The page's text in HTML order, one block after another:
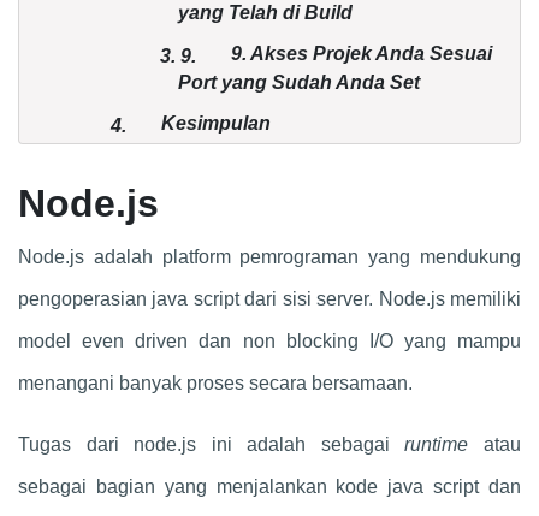
yang Telah di Build
3. 9.
9. Akses Projek Anda Sesuai
Port yang Sudah Anda Set
4. Kesimpulan
Node.js
Node.js adalah platform pemrograman yang mendukung
pengoperasian java script dari sisi server. Node.js memiliki
model even driven dan non blocking I/O yang mampu
menangani banyak proses secara bersamaan.
Tugas dari node.js ini adalah sebagairuntime atau
sebagai bagian yang menjalankan kode java script dan